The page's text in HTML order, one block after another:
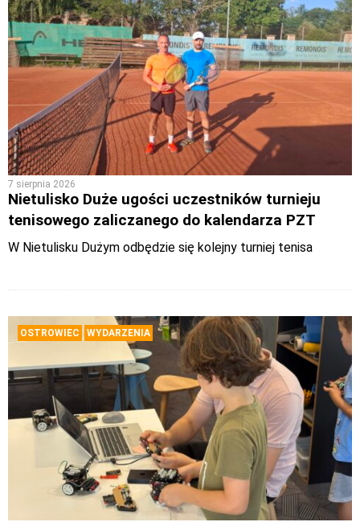
7 sierpnia 2026
Nietulisko Duże ugości uczestników turnieju
tenisowego zaliczanego do kalendarza PZT
W Nietulisku Dużym odbędzie się kolejny turniej tenisa
OSTROWIEC WYDARZENIA